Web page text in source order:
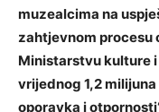
muzealcima na
zahtjevnom procesu
Ministarstvu kulture
vrijednog 1,2
oporavka i